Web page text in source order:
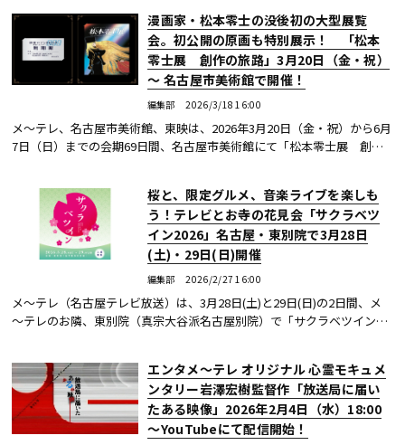
漫画家・松本零士の没後初の大型展覧
会。初公開の原画も特別展示！ 「松本
零士展 創作の旅路」3月20日（金・祝）
～ 名古屋市美術館で開催！
編集部 2026/3/18 16:00
メ～テレ、名古屋市美術館、東映は、2026年3月20日（金・祝）から6月
7日（日）までの会期69日間、名古屋市美術館にて「松本零士展 創作
桜と、限定グルメ、音楽ライブを楽しも
う！テレビとお寺の花見会「サクラベツ
イン2026」名古屋・東別院で3月28日
(土)・29日(日)開催
編集部 2026/2/27 16:00
メ～テレ（名古屋テレビ放送）は、3月28日(土)と29日(日)の2日間、メ
～テレのお隣、東別院（真宗大谷派名古屋別院）で「サクラベツイン
エンタメ～テレ オリジナル 心霊モキュメ
ンタリー岩澤宏樹監督作「放送局に届い
たある映像」2026年2月4日（水）18:00
～YouTubeにて配信開始！